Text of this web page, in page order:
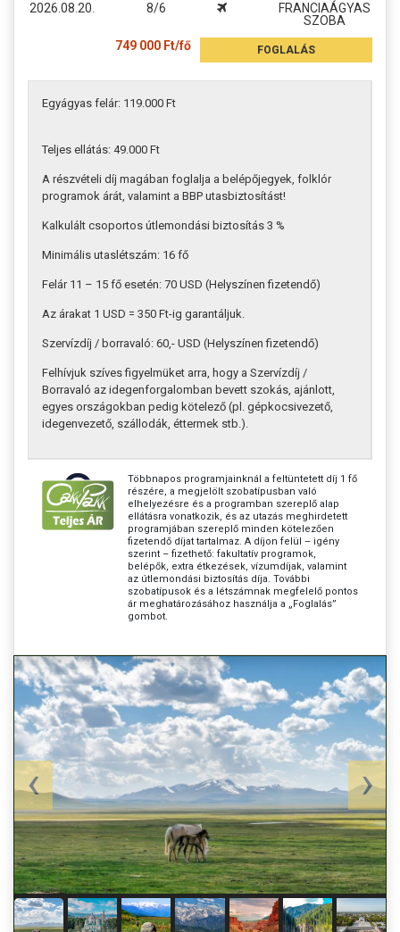
2026.08.20. 8/6
FRANCIAÁGYAS
SZOBA
749 000 Ft/fő
FOGLALÁS
Egyágyas felár: 119.000 Ft
Teljes ellátás: 49.000 Ft
A részvételi díj magában foglalja a belépőjegyek, folklór
programok árát, valamint a BBP utasbiztosítást!
Kalkulált csoportos útlemondási biztosítás 3 %
Minimális utaslétszám: 16 fő
Felár 11 – 15 fő esetén: 70 USD (Helyszínen fizetendő)
Az árakat 1 USD = 350 Ft-ig garantáljuk.
Szervízdíj / borravaló: 60,- USD (Helyszínen fizetendő)
Felhívjuk szíves figyelmüket arra, hogy a Szervízdíj /
Borravaló az idegenforgalomban bevett szokás, ajánlott,
egyes országokban pedig kötelező (pl. gépkocsivezető,
idegenvezető, szállodák, éttermek stb.).
Többnapos programjainknál a feltüntetett díj 1 fő
részére, a megjelölt szobatípusban való
elhelyezésre és a programban szereplő alap
ellátásra vonatkozik, és az utazás meghirdetett
programjában szereplő minden kötelezően
fizetendő díjat tartalmaz. A díjon felül – igény
szerint – fizethető: fakultatív programok,
belépők, extra étkezések, vízumdíjak, valamint
az útlemondási biztosítás díja. További
szobatípusok és a létszámnak megfelelő pontos
ár meghatározásához használja a „Foglalás”
gombot.